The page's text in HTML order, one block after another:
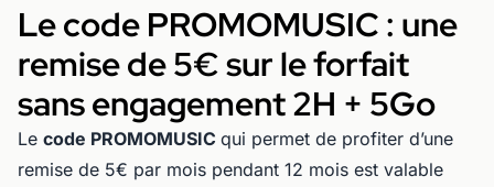
Le code PROMOMUSIC : une
remise de 5€ sur le forfait
sans engagement 2H + 5Go
Le code PROMOMUSIC qui permet de profiter d’une
remise de 5€ par mois pendant 12 mois est valable